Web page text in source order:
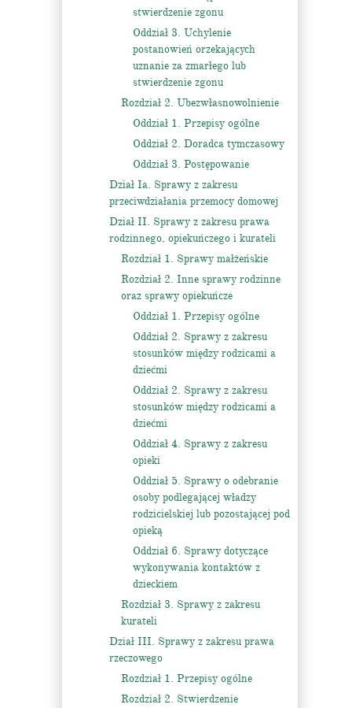
stwierdzenie zgonu
Oddział 3. Uchylenie
postanowień orzekających
uznanie za zmarłego lub
stwierdzenie zgonu
Rozdział 2. Ubezwłasnowolnienie
Oddział 1. Przepisy ogólne
Oddział 2. Doradca tymczasowy
Oddział 3. Postępowanie
Dział Ia. Sprawy z zakresu
przeciwdziałania przemocy domowej
Dział II. Sprawy z zakresu prawa
rodzinnego, opiekuńczego i kurateli
Rozdział 1. Sprawy małżeńskie
Rozdział 2. Inne sprawy rodzinne
oraz sprawy opiekuńcze
Oddział 1. Przepisy ogólne
Oddział 2. Sprawy z zakresu
stosunków między rodzicami a
dziećmi
Oddział 2. Sprawy z zakresu
stosunków między rodzicami a
dziećmi
Oddział 4. Sprawy z zakresu
opieki
Oddział 5. Sprawy o odebranie
osoby podlegającej władzy
rodzicielskiej lub pozostającej pod
opieką
Oddział 6. Sprawy dotyczące
wykonywania kontaktów z
dzieckiem
Rozdział 3. Sprawy z zakresu
kurateli
Dział III. Sprawy z zakresu prawa
rzeczowego
Rozdział 1. Przepisy ogólne
Rozdział 2. Stwierdzenie